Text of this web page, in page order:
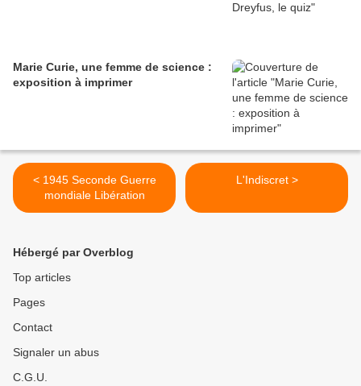
Marie Curie, une femme de science :
exposition à imprimer
< 1945 Seconde Guerre
mondiale Libération
L'Indiscret >
Hébergé par Overblog
Top articles
Pages
Contact
Signaler un abus
C.G.U.